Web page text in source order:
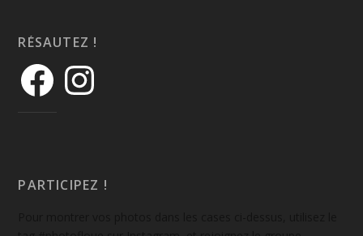
RÉSAUTEZ !
PARTICIPEZ !